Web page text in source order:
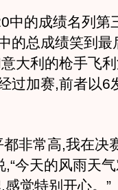
的成绩名列第
的总成绩笑到最
大利的枪手飞
过加赛,前者以6
非常高,我在决
今天的风雨天
觉特别开心。”